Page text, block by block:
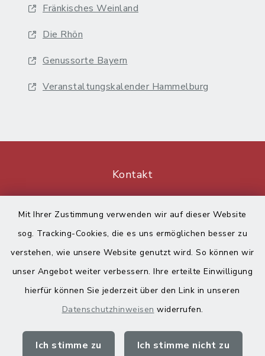
Mit Ihrer Zustimmung verwenden wir auf dieser Website
sog. Tracking-Cookies, die es uns ermöglichen besser zu
verstehen, wie unsere Website genutzt wird. So können wir
unser Angebot weiter verbessern. Ihre erteilte Einwilligung
hierfür können Sie jederzeit über den Link in unseren
Datenschutzhinweisen widerrufen.
Ich stimme zu Ich stimme nicht zu
Fränkisches Weinland
Die Rhön
Genussorte Bayern
Veranstaltungskalender Hammelburg
Kontakt
Datenschutz
Impressum
Sitemap
Cookie-Einstellungen